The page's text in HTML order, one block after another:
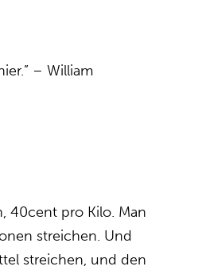
– William
40cent pro Kilo. Man
streichen. Und
streichen, und den